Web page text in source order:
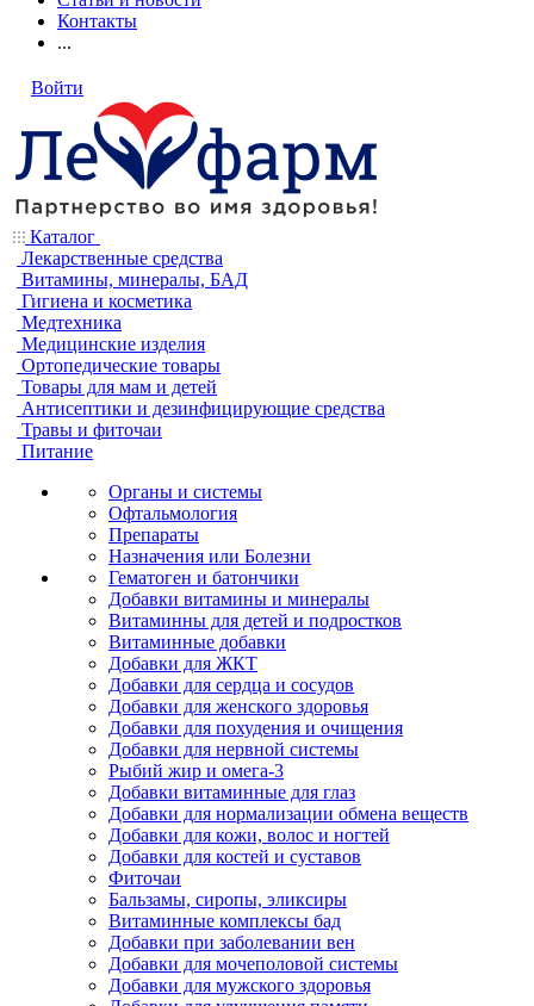
Контакты
...
Войти
Каталог
Лекарственные средства
Витамины, минералы, БАД
Гигиена и косметика
Медтехника
Медицинские изделия
Ортопедические товары
Товары для мам и детей
Антисептики и дезинфицирующие средства
Травы и фиточаи
Питание
Органы и системы
Офтальмология
Препараты
Назначения или Болезни
Гематоген и батончики
Добавки витамины и минералы
Витаминны для детей и подростков
Витаминные добавки
Добавки для ЖКТ
Добавки для сердца и сосудов
Добавки для женского здоровья
Добавки для похудения и очищения
Добавки для нервной системы
Рыбий жир и омега-3
Добавки витаминные для глаз
Добавки для нормализации обмена веществ
Добавки для кожи, волос и ногтей
Добавки для костей и суставов
Фиточаи
Бальзамы, сиропы, эликсиры
Витаминные комплексы бад
Добавки при заболевании вен
Добавки для мочеполовой системы
Добавки для мужского здоровья